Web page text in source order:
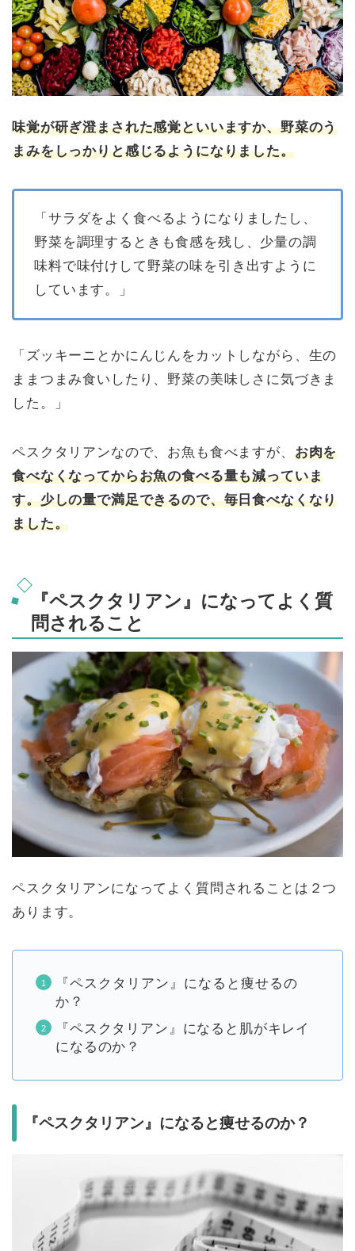
味覚が研ぎ澄まされた感覚といいますか、野菜のう
まみをしっかりと感じるようになりました。
「サラダをよく食べるようになりましたし、
野菜を調理するときも食感を残し、少量の調
味料で味付けして野菜の味を引き出すように
しています。」
「ズッキーニとかにんじんをカットしながら、生の
ままつまみ食いしたり、野菜の美味しさに気づきま
した。」
ペスクタリアンなので、お魚も食べますが、 お肉を
食べなくなってからお魚の食べる量も減っていま
す。少しの量で満足できるので、毎日食べなくなり
ました。
『ペスクタリアン』になってよく質
問されること
ペスクタリアンになってよく質問されることは２つ
あります。
『ペスクタリアン』になると痩せるの
か？
『ペスクタリアン』になると肌がキレイ
になるのか？
『ペスクタリアン』になると痩せるのか？